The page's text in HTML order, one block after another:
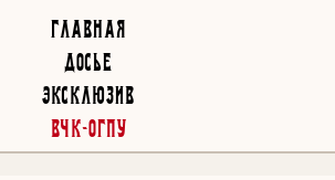
Главная
Досье
Эксклюзив
ВЧК-ОГПУ